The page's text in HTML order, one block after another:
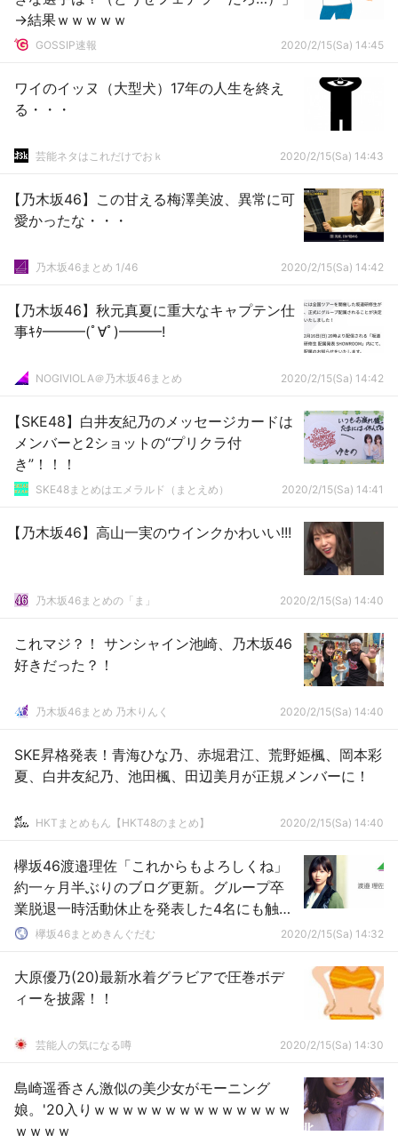
→結果ｗｗｗｗｗ
GOSSIP速報 2020/2/15(Sa) 14:45
ワイのイッヌ（大型犬）17年の人生を終え
る・・・
芸能ネタはこれだけでおｋ 2020/2/15(Sa) 14:43
【乃木坂46】この甘える梅澤美波、異常に可
愛かったな・・・
乃木坂46まとめ 1/46 2020/2/15(Sa) 14:42
【乃木坂46】秋元真夏に重大なキャプテン仕
事ｷﾀ━━━(ﾟ∀ﾟ)━━━!
NOGIVIOLA＠乃木坂46まとめ 2020/2/15(Sa) 14:42
【SKE48】白井友紀乃のメッセージカードは
メンバーと2ショットの“プリクラ付
き”！！！
SKE48まとめはエメラルド（まとえめ） 2020/2/15(Sa) 14:41
【乃木坂46】高山一実のウインクかわいい!!!
乃木坂46まとめの「ま」 2020/2/15(Sa) 14:40
これマジ？！ サンシャイン池崎、乃木坂46
好きだった？！
乃木坂46まとめ 乃木りんく 2020/2/15(Sa) 14:40
SKE昇格発表！青海ひな乃、赤堀君江、荒野姫楓、岡本彩
夏、白井友紀乃、池田楓、田辺美月が正規メンバーに！
HKTまとめもん【HKT48のまとめ】 2020/2/15(Sa) 14:40
欅坂46渡邉理佐「これからもよろしくね」
約一ヶ月半ぶりのブログ更新。グループ卒
業脱退一時活動休止を発表した4名にも触れ
今後への思いを綴る
欅坂46まとめきんぐだむ 2020/2/15(Sa) 14:32
大原優乃(20)最新水着グラビアで圧巻ボデ
ィーを披露！！
芸能人の気になる噂 2020/2/15(Sa) 14:30
島崎遥香さん激似の美少女がモーニング
娘。'20入りｗｗｗｗｗｗｗｗｗｗｗｗｗｗ
ｗｗｗｗ